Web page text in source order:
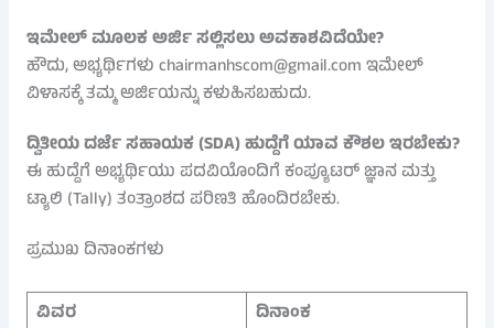
ಇಮೇಲ್ ಮೂಲಕ ಅರ್ಜಿ ಸಲ್ಲಿಸಲು ಅವಕಾಶವಿದೆಯೇ?
ಹೌದು, ಅಭ್ಯರ್ಥಿಗಳು chairmanhscom@gmail.com ಇಮೇಲ್
ವಿಳಾಸಕ್ಕೆ ತಮ್ಮ ಅರ್ಜಿಯನ್ನು ಕಳುಹಿಸಬಹುದು.
ದ್ವಿತೀಯ ದರ್ಜೆ ಸಹಾಯಕ (SDA) ಹುದ್ದೆಗೆ ಯಾವ ಕೌಶಲ ಇರಬೇಕು?
ಈ ಹುದ್ದೆಗೆ ಅಭ್ಯರ್ಥಿಯು ಪದವಿಯೊಂದಿಗೆ ಕಂಪ್ಯೂಟರ್ ಜ್ಞಾನ ಮತ್ತು
ಟ್ಯಾಲಿ (Tally) ತಂತ್ರಾಂಶದ ಪರಿಣತಿ ಹೊಂದಿರಬೇಕು.
ಪ್ರಮುಖ ದಿನಾಂಕಗಳು
ವಿವರ
ದಿನಾಂಕ